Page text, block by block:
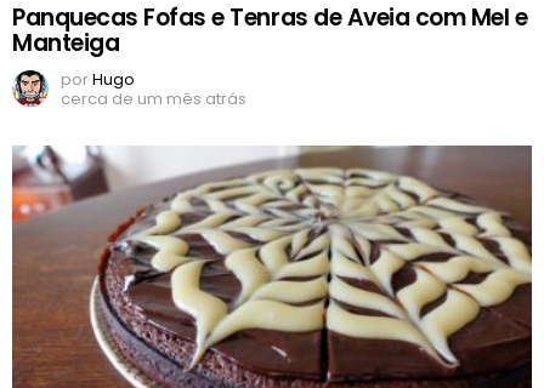
Panquecas Fofas e Tenras de Aveia com Mel e
Manteiga
porHugo
cerca de um mês atrás